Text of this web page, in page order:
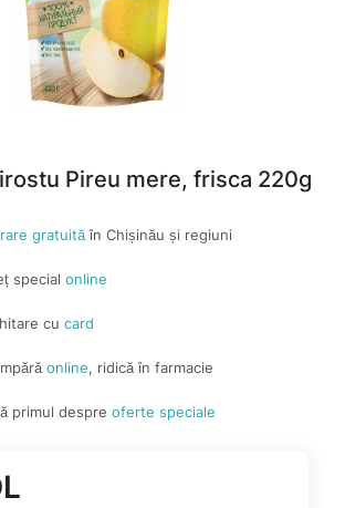
Pireu mere, frisca 220g
gratuităîn Chișinău și regiuni
special online
cu card
online, ridică în farmacie
primul despre oferte speciale